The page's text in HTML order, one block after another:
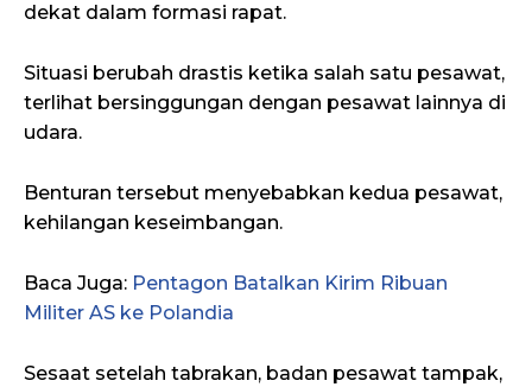
dekat dalam formasi rapat.
Situasi berubah drastis ketika salah satu pesawat,
terlihat bersinggungan dengan pesawat lainnya di
udara.
Benturan tersebut menyebabkan kedua pesawat,
kehilangan keseimbangan.
Baca Juga: Pentagon Batalkan Kirim Ribuan
Militer AS ke Polandia
Sesaat setelah tabrakan, badan pesawat tampak,